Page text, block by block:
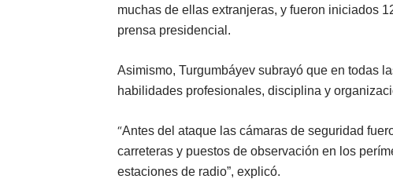
muchas de ellas extranjeras, y fueron iniciados
prensa presidencial.
Asimismo, Turgumbáyev subrayó que en todas
habilidades profesionales, disciplina y
“Antes del ataque las cámaras de seguridad
carreteras y puestos de observación en los
estaciones de radio”, explicó.